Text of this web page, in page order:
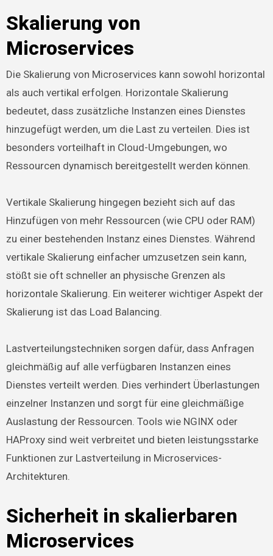
Skalierung von
Microservices
Die Skalierung von Microservices kann sowohl horizontal
als auch vertikal erfolgen. Horizontale Skalierung
bedeutet, dass zusätzliche Instanzen eines Dienstes
hinzugefügt werden, um die Last zu verteilen. Dies ist
besonders vorteilhaft in Cloud-Umgebungen, wo
Ressourcen dynamisch bereitgestellt werden können.
Vertikale Skalierung hingegen bezieht sich auf das
Hinzufügen von mehr Ressourcen (wie CPU oder RAM)
zu einer bestehenden Instanz eines Dienstes. Während
vertikale Skalierung einfacher umzusetzen sein kann,
stößt sie oft schneller an physische Grenzen als
horizontale Skalierung. Ein weiterer wichtiger Aspekt der
Skalierung ist das Load Balancing.
Lastverteilungstechniken sorgen dafür, dass Anfragen
gleichmäßig auf alle verfügbaren Instanzen eines
Dienstes verteilt werden. Dies verhindert Überlastungen
einzelner Instanzen und sorgt für eine gleichmäßige
Auslastung der Ressourcen. Tools wie NGINX oder
HAProxy sind weit verbreitet und bieten leistungsstarke
Funktionen zur Lastverteilung in Microservices-
Architekturen.
Sicherheit in skalierbaren
Microservices